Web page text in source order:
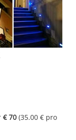
€ 70 (35.00 € pro